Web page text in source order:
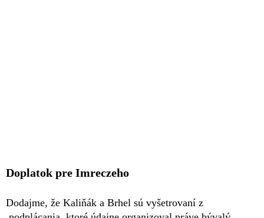
Doplatok pre Imreczeho
Dodajme, že Kaliňák a Brhel sú vyšetrovaní z